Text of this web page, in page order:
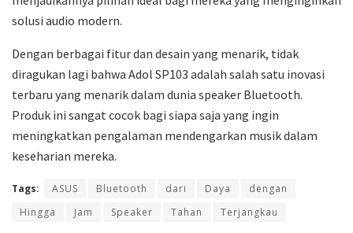
solusi audio modern.
Dengan berbagai fitur dan desain yang menarik, tidak
diragukan lagi bahwa Adol SP103 adalah salah satu inovasi
terbaru yang menarik dalam dunia speaker Bluetooth.
Produk ini sangat cocok bagi siapa saja yang ingin
meningkatkan pengalaman mendengarkan musik dalam
keseharian mereka.
Tags: ASUS Bluetooth dari Daya
dengan
Hingga
Jam Speaker Tahan Terjangkau